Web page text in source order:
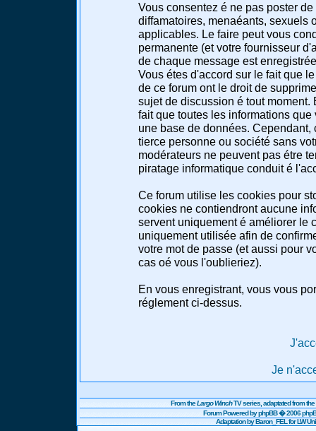
Vous consentez é ne pas poster
diffamatoires, menaéants, sexuels
applicables. Le faire peut vous
permanente (et votre fournisseur
de chaque message est
Vous étes d'accord sur le fait que
de ce forum ont le droit de
sujet de discussion é tout
fait que toutes les informations
une base de données.
tierce personne ou société sans
modérateurs ne peuvent pas étre
piratage informatique conduit é
Ce forum utilise les cookies pour
cookies ne contiendront aucune
servent uniquement é améliorer le
uniquement utilisée afin de
votre mot de passe (et aussi pour
cas oé vous l'oublieriez).
En vous enregistrant, vous vous
réglement ci-dessus.
Je
From theLargo WinchTV series, adaptated from
Forum Powered byphpBB� 2006
Adaptation by Baron_FEL for LW